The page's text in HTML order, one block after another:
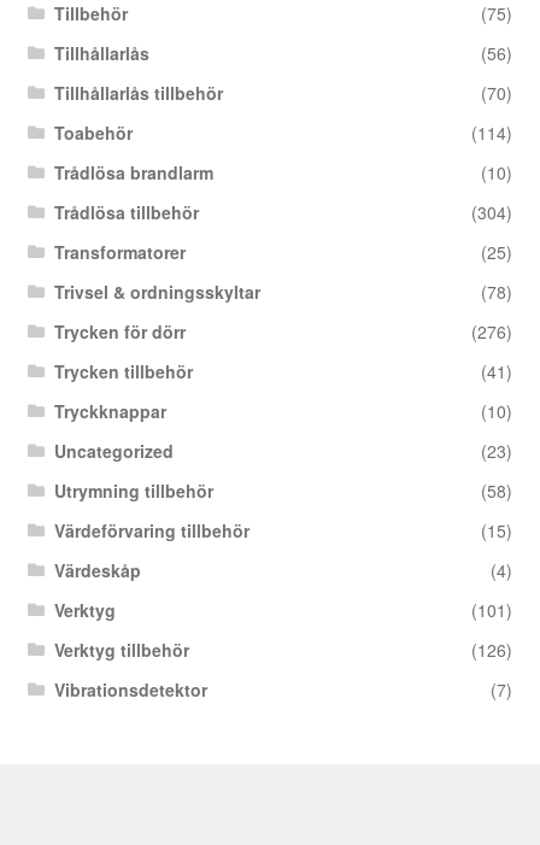
Tillbehör
(75)
Tillhållarlås
(56)
Tillhållarlås tillbehör
(70)
Toabehör
(114)
Trådlösa brandlarm
(10)
Trådlösa tillbehör
(304)
Transformatorer
(25)
Trivsel & ordningsskyltar
(78)
Trycken för dörr
(276)
Trycken tillbehör
(41)
Tryckknappar
(10)
Uncategorized
(23)
Utrymning tillbehör
(58)
Värdeförvaring tillbehör
(15)
Värdeskåp
(4)
Verktyg
(101)
Verktyg tillbehör
(126)
Vibrationsdetektor
(7)